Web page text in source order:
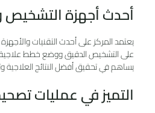
أحدث أجهزة التشخيص
يعتمد المركز على أحدث التقنيات
على التشخيص الدقيق ووضع خطط
يساهم في تحقيق أفضل النتائج العلاجية
التميز في عمليات